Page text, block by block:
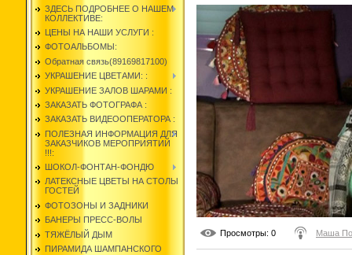
ЗДЕСЬ ПОДРОБНЕЕ О НАШЕМ
КОЛЛЕКТИВЕ:
ЦЕНЫ НА НАШИ УСЛУГИ :
ФОТОАЛЬБОМЫ:
Обратная связь(89169817100)
УКРАШЕНИЕ ЦВЕТАМИ: :
УКРАШЕНИЕ ЗАЛОВ ШАРАМИ :
ЗАКАЗАТЬ ФОТОГРАФА :
ЗАКАЗАТЬ ВИДЕООПЕРАТОРА :
ПОЛЕЗНАЯ ИНФОРМАЦИЯ ДЛЯ
ЗАКАЗЧИКОВ МЕРОПРИЯТИЙ
!!!:
ШОКОЛ-ФОНТАН-ФОНДЮ
ЛАТЕКСНЫЕ ЦВЕТЫ НА СТОЛЫ
ГОСТЕЙ
ФОТОЗОНЫ И ЗАДНИКИ
БАНЕРЫ ПРЕСС-ВОЛЫ
ТЯЖЁЛЫЙ ДЫМ
ПИРАМИДА ШАМПАНСКОГО
Просмотры: 0 Маша